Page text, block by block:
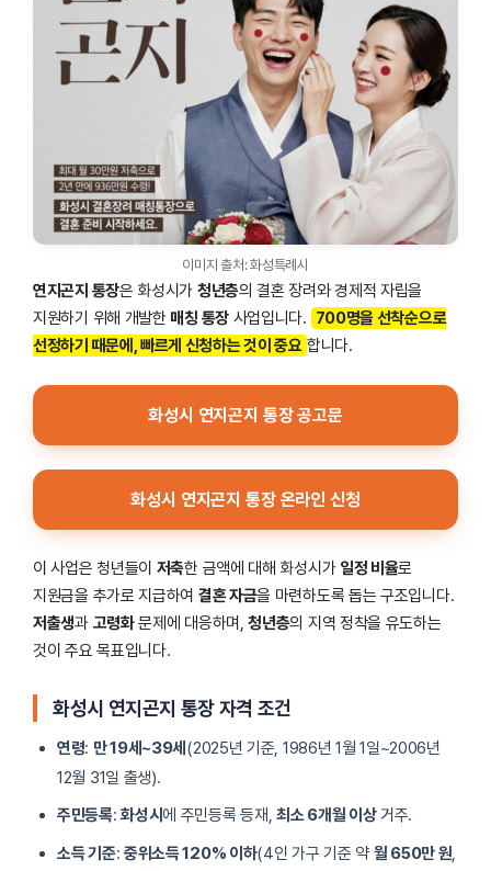
이미지 출처: 화성특례시
연지곤지 통장은 화성시가 청년층의 결혼 장려와 경제적 자립을
지원하기 위해 개발한 매칭 통장사업입니다. 700명을 선착순으로
선정하기 때문에, 빠르게 신청하는 것이 중요 합니다.
화성시 연지곤지 통장 공고문
화성시 연지곤지 통장 온라인 신청
이 사업은 청년들이 저축한 금액에 대해 화성시가 일정 비율로
지원금을 추가로 지급하여 결혼 자금을 마련하도록 돕는 구조입니다.
저출생과 고령화문제에 대응하며,청년층의 지역 정착을 유도하는
것이 주요 목표입니다.
화성시 연지곤지 통장 자격 조건
연령: 만 19세~39세 (2025년 기준, 1986년 1월 1일~2006년
12월 31일 출생).
주민등록:화성시 에 주민등록 등재,최소 6개월 이상거주.
소득 기준: 중위소득 120% 이하(4인 가구 기준 약 월 650만 원,